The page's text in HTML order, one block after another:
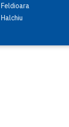
Feldioara
Halchiu